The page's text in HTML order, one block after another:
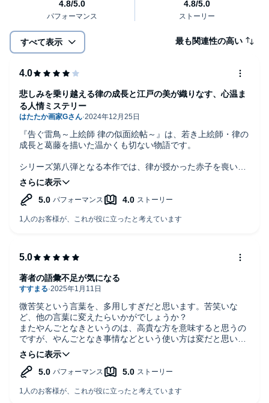
すべて表示 最も関連性の高い
『告ぐ雷鳥～上絵師 律の似面絵帖～』は、若き上絵師・律の
成長と葛藤を描いた温かくも切ない物語です。
シリーズ第八弾となる本作では、律が授かった赤子を喪い、
深い悲しみの中で仕事に向き合う姿が描かれます。心の傷を
抱えながらも、彼女は周囲の支えを受け、上絵師としての道
を歩み続けます。
物語の中心は、着物の依頼で「らいの鳥」を描くという難題
に着物の意匠や職人の技術に対する深い敬意が感じられま
す。知野みさきさんの文章は、登場人物の心情や伝統文化の
美しさを丁寧に描いており、江戸時代の息遣いが感じられる
世界へと誘ってくれます。
ナレーションを担当する岸本百恵さんは、律の感情の揺れや
成長を見事に表現し、リスナーに彼女の内面を深く伝えてく
れます。特に、律の繊細な感情や職人としての誇り、そして
若おかみとしての成長が丁寧に描かれ、心に響く演技となっ
ています。
まとめると、悲しみの中でも前向きに生きる律の姿に感動
ます。江戸の職人世界や家族の絆を大切にしつつ、ほんのり
悲しみを乗り越える律の成長と江戸の美が織りなす、心温ま
る人情ミステリー
微苦笑という言葉を、多用しすぎだと思います。苦笑いな
ど、他の言葉に変えたらいかがでしょうか？
またやんごとなきというのは、高貴な方を意味すると思うの
ですが、やんごとなき事情などという使い方は変だと思いま
す。
やむを得ぬ、とか、のっぴきならぬ、なのでは？
むのではないでしょうか？
著者の語彙不足が気になる